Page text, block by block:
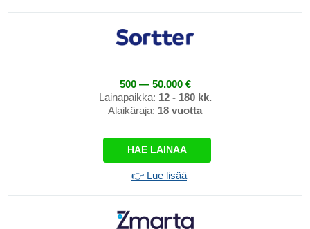
500 — 50.000 €
Lainapaikka: 12 - 180 kk.
Alaikäraja: 18 vuotta
HAE LAINAA
👉 Lue lisää